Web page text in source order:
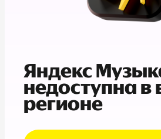
Яндекс
недоступна
регионе